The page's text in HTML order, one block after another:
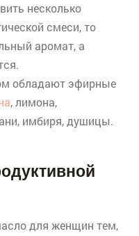
несколько
смеси, то
аромат, а
обладают эфирные
, лимона,
имбиря, душицы.
для женщин тем,